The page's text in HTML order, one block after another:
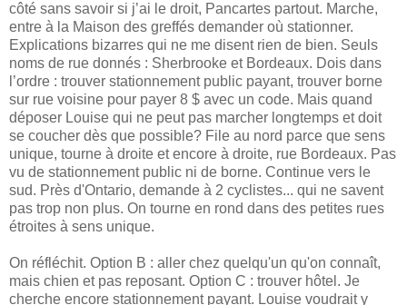
côté sans savoir si j’ai le droit, Pancartes partout. Marche,
entre à la Maison des greffés demander où stationner.
Explications bizarres qui ne me disent rien de bien. Seuls
noms de rue donnés : Sherbrooke et Bordeaux. Dois dans
l’ordre : trouver stationnement public payant, trouver borne
sur rue voisine pour payer 8 $ avec un code. Mais quand
déposer Louise qui ne peut pas marcher longtemps et doit
se coucher dès que possible? File au nord parce que sens
unique, tourne à droite et encore à droite, rue Bordeaux. Pas
vu de stationnement public ni de borne. Continue vers le
sud. Près d'Ontario, demande à 2 cyclistes... qui ne savent
pas trop non plus. On tourne en rond dans des petites rues
étroites à sens unique.
On réfléchit. Option B : aller chez quelqu'un qu'on connaît,
mais chien et pas reposant. Option C : trouver hôtel. Je
cherche encore stationnement payant. Louise voudrait y